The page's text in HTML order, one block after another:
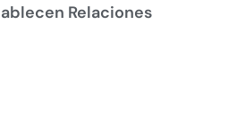
Relaciones